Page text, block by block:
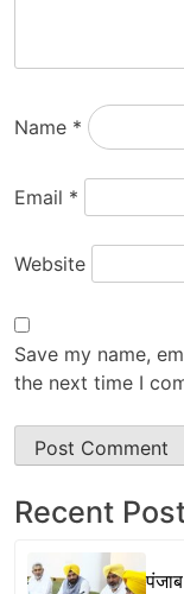
Name *
Email *
Website
Save my name,
the next time I
Recent